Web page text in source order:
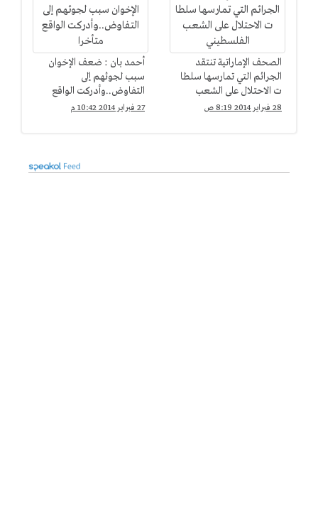
الصحف الإماراتية تنتقد
الجرائم التي تمارسها سلطا
ت الاحتلال على الشعب
الفلسطيني
28 فبراير 2014 8:19 ص
أحمد بان : ضعف الإخوان
سبب لجوئهم إلى
التفاوض..وأدركت الواقع
متأخرا
27 فبراير 2014 10:42 م